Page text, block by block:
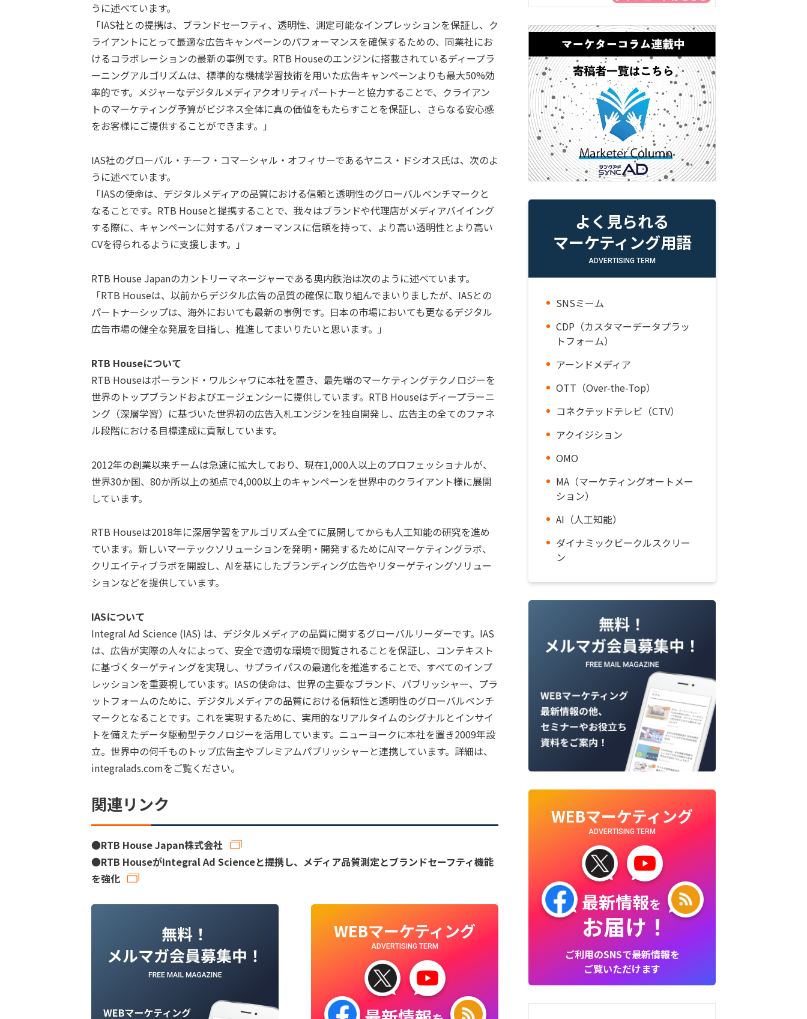
うに述べています。
「IAS社との提携は、ブランドセーフティ、透明性、測定可能なインプレッションを保証し、ク
ライアントにとって最適な広告キャンペーンのパフォーマンスを確保するための、同業社にお
けるコラボレーションの最新の事例です。RTB Houseのエンジンに搭載されているディープラ
ーニングアルゴリズムは、標準的な機械学習技術を用いた広告キャンペーンよりも最大50%効
率的です。メジャーなデジタルメディアクオリティパートナーと協力することで、クライアン
トのマーケティング予算がビジネス全体に真の価値をもたらすことを保証し、さらなる安心感
をお客様にご提供することができます。」
IAS社のグローバル・チーフ・コマーシャル・オフィサーであるヤニス・ドシオス氏は、次のよ
うに述べています。
「IASの使命は、デジタルメディアの品質における信頼と透明性のグローバルベンチマークと
なることです。RTB Houseと提携することで、我々はブランドや代理店がメディアバイイング
する際に、キャンペーンに対するパフォーマンスに信頼を持って、より高い透明性とより高い
CVを得られるように支援します。」
RTB House Japanのカントリーマネージャーである奥内鉄治は次のように述べています。
「RTB Houseは、以前からデジタル広告の品質の確保に取り組んでまいりましたが、IASとの
パートナーシップは、海外においても最新の事例です。日本の市場においても更なるデジタル
広告市場の健全な発展を目指し、推進してまいりたいと思います。」
RTB Houseについて
RTB Houseはポーランド・ワルシャワに本社を置き、最先端のマーケティングテクノロジーを
世界のトップブランドおよびエージェンシーに提供しています。RTB Houseはディープラーニ
ング（深層学習）に基づいた世界初の広告入札エンジンを独自開発し、広告主の全てのファネ
ル段階における目標達成に貢献しています。
2012年の創業以来チームは急速に拡大しており、現在1,000人以上のプロフェッショナルが、
世界30か国、80か所以上の拠点で4,000以上のキャンペーンを世界中のクライアント様に展開
しています。
RTB Houseは2018年に深層学習をアルゴリズム全てに展開してからも人工知能の研究を進め
ています。新しいマーテックソリューションを発明・開発するためにAIマーケティングラボ、
クリエイティブラボを開設し、AIを基にしたブランディング広告やリターゲティングソリュー
ションなどを提供しています。
IASについて
Integral Ad Science (IAS) は、デジタルメディアの品質に関するグローバルリーダーです。IAS
は、広告が実際の人々によって、安全で適切な環境で閲覧されることを保証し、コンテキスト
に基づくターゲティングを実現し、サプライパスの最適化を推進することで、すべてのインプ
レッションを重要視しています。IASの使命は、世界の主要なブランド、パブリッシャー、プラ
ットフォームのために、デジタルメディアの品質における信頼性と透明性のグローバルベンチ
マークとなることです。これを実現するために、実用的なリアルタイムのシグナルとインサイ
トを備えたデータ駆動型テクノロジーを活用しています。ニューヨークに本社を置き2009年設
立。世界中の何千ものトップ広告主やプレミアムパブリッシャーと連携しています。詳細は、
integralads.comをご覧ください。
関連リンク
●RTB House Japan株式会社
●RTB HouseがIntegral Ad Scienceと提携し、メディア品質測定とブランドセーフティ機能
を強化
WEBマーケティング
ADVERTISING TERM
よく見られる
マーケティング用語
ADVERTISING TERM
SNSミーム
CDP（カスタマーデータプラッ
トフォーム）
アーンドメディア
OTT（Over-the-Top）
コネクテッドテレビ（CTV）
アクイジション
OMO
MA（マーケティングオートメー
ション）
AI（人工知能）
ダイナミックビークルスクリー
ン
WEBマーケティング
ADVERTISING TERM
最新情報を
お届け！
ご利用のSNSで最新情報を
ご覧いただけます